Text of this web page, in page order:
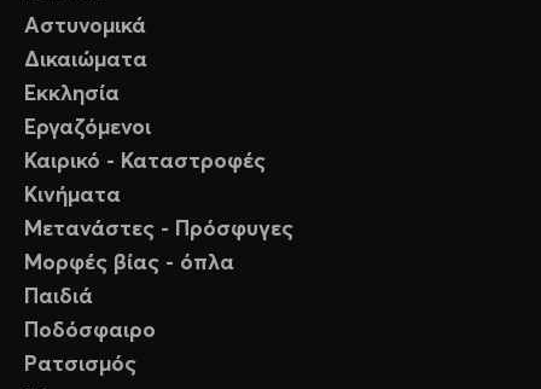
Αστυνομικά
Δικαιώματα
Εκκλησία
Εργαζόμενοι
Καιρικό - Καταστροφές
Κινήματα
Μετανάστες - Πρόσφυγες
Μορφές βίας - όπλα
Παιδιά
Ποδόσφαιρο
Ρατσισμός